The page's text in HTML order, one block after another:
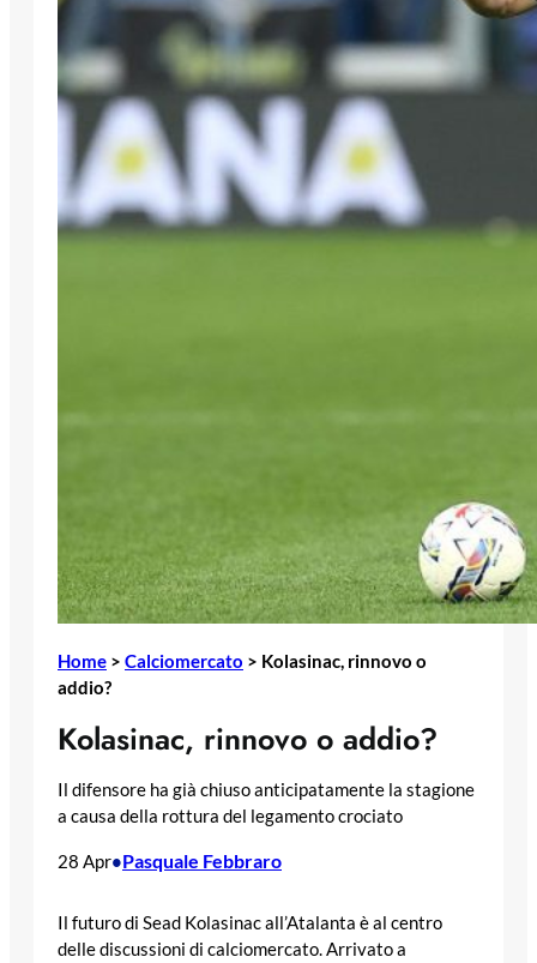
Home > Calciomercato > Kolasinac, rinnovo o
addio?
Kolasinac, rinnovo o addio?
Il difensore ha già chiuso anticipatamente la stagione
a causa della rottura del legamento crociato
28 Apr•Pasquale Febbraro
Il futuro di Sead Kolasinac all’Atalanta è al centro
delle discussioni di calciomercato. Arrivato a